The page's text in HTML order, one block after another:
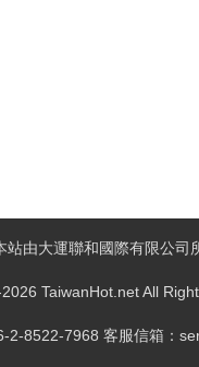
站由大運聯和國際有限公司
TaiwanHot.net All
2-8522-7968 客服信箱：